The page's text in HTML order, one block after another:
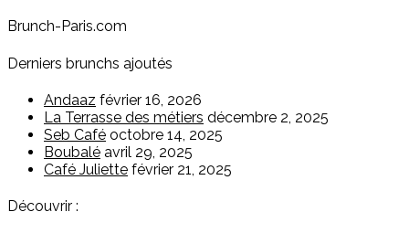
Brunch-Paris.com
Derniers brunchs ajoutés
Andaaz février 16, 2026
La Terrasse des métiers décembre 2, 2025
Seb Café octobre 14, 2025
Boubalé avril 29, 2025
Café Juliette février 21, 2025
Découvrir :